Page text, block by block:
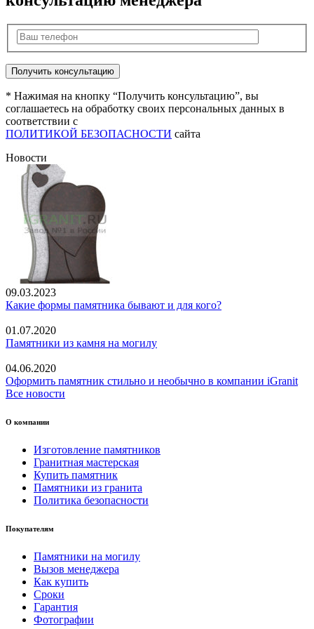
* Нажимая на кнопку “Получить консультацию”, вы
соглашаетесь на обработку своих персональных данных в
соответствии с
ПОЛИТИКОЙ БЕЗОПАСНОСТИ сайта
Новости
09.03.2023
Какие формы памятника бывают и для кого?
01.07.2020
Памятники из камня на могилу
04.06.2020
Оформить памятник стильно и необычно в компании iGranit
Все новости
О компании
Изготовление памятников
Гранитная мастерская
Купить памятник
Памятники из гранита
Политика безопасности
Покупателям
Памятники на могилу
Вызов менеджера
Как купить
Сроки
Гарантия
Фотографии